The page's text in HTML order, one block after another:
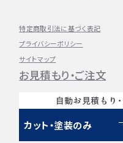
特定商取引法に基づく表記
プライバシーポリシー
サイトマップ
お見積もり・ご注文
自動お見積もり
カット・塗装のみ